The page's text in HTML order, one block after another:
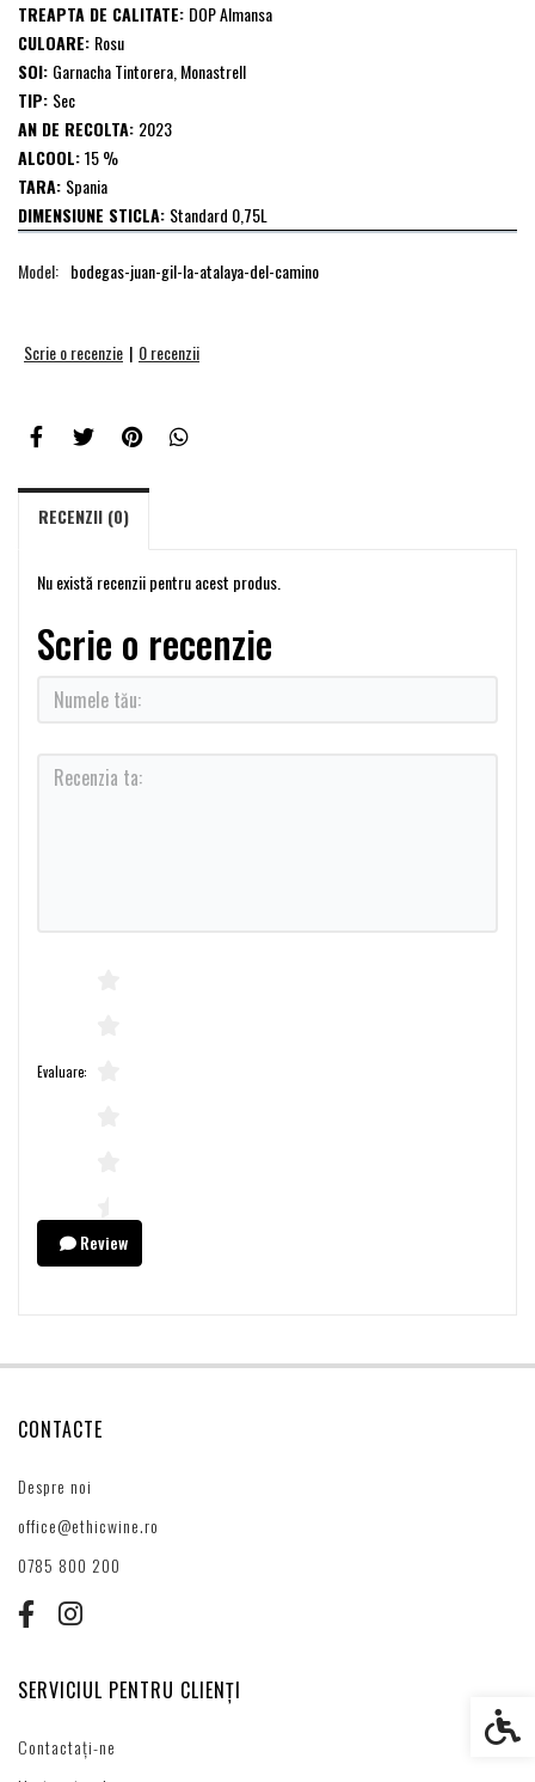
TREAPTA DE CALITATE: DOP Almansa
CULOARE: Rosu
SOI: Garnacha Tintorera, Monastrell
TIP: Sec
AN DE RECOLTA: 2023
ALCOOL:15 %
TARA: Spania
DIMENSIUNE STICLA: Standard 0,75L
Model: bodegas-juan-gil-la-atalaya-del-camino
Scrie o recenzie | 0 recenzii
RECENZII (0)
Nu există recenzii pentru acest produs.
Scrie o recenzie
Evaluare:
Review
CONTACTE
Despre noi
office@ethicwine.ro
0785 800 200
SERVICIUL PENTRU CLIENȚI
Contactați-ne
Setări